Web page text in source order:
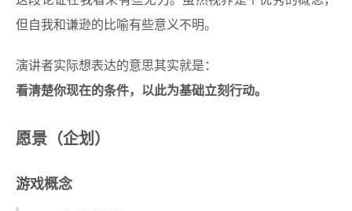
但自我和谦逊的比喻有些意义不明。
演讲者实际想表达的意思其实就是：
看清楚你现在的条件，以此为基础立刻行动。
愿景（企划）
游戏概念